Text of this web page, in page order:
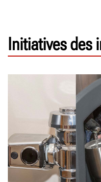
Initiatives des